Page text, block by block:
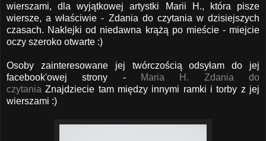
wierszami, dla wyjątkowej artystki Marii H., która pisze
wiersze, a właściwie - Zdania do czytania w dzisiejszych
czasach. Naklejki od niedawna krążą po mieście - miejcie
oczy szeroko otwarte :)
Osoby zainteresowane jej twórczością odsyłam do jej
facebook'owej strony -
Maria H. Zdania do
czytania Znajdziecie tam między innymi ramki i torby z jej
wierszami :)